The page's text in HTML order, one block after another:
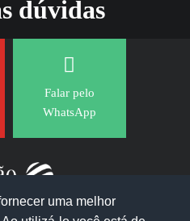
dúvidas
Falar pelo
WhatsApp
uma melhor